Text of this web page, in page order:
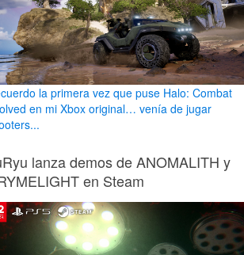
la primera vez que puse Halo: Combat
en mi Xbox original… venía de jugar
lanza demos de ANOMALITH y
en Steam